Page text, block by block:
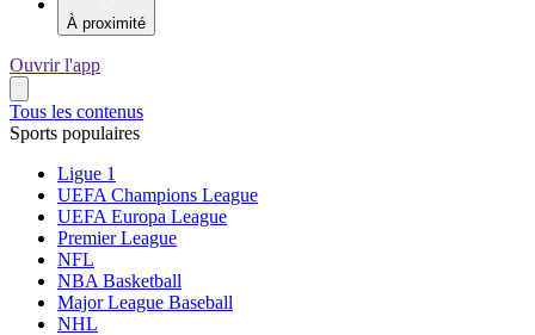
À proximité
Ouvrir l'app
Tous les contenus
Sports populaires
Ligue 1
UEFA Champions League
UEFA Europa League
Premier League
NFL
NBA Basketball
Major League Baseball
NHL